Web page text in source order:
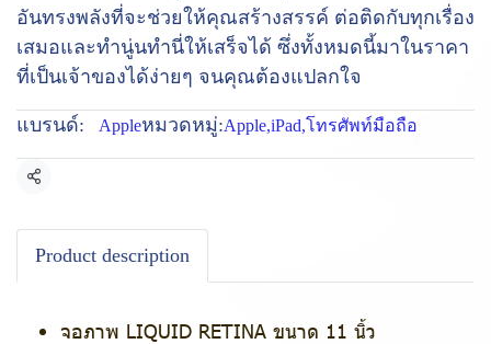
อันทรงพลังที่จะช่วยให้คุณสร้างสรรค์ ต่อติดกับทุกเรื่อง
เสมอและทำนู่นทำนี่ให้เสร็จได้ ซึ่งทั้งหมดนี้มาในราคา
ที่เป็นเจ้าของได้ง่ายๆ จนคุณต้องแปลกใจ
แบรนด์: Appleหมวดหมู่:Apple,iPad,โทรศัพท์มือถือ
แชร์
Product description
จอภาพ LIQUID RETINA ขนาด 11 นิ้ว